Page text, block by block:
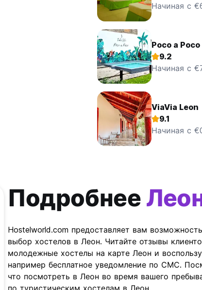
Начиная с
Poco a
9.2
Начиная с
ViaVia Leon
9.1
Начиная с
Подробнее
Hostelworld.com предоставляет вам
выбор хостелов в Леон. Читайте отзывы
молодежные хостелы на карте Леон и
например бесплатное уведомление по СМС.
что посмотреть в Леон во время вашего